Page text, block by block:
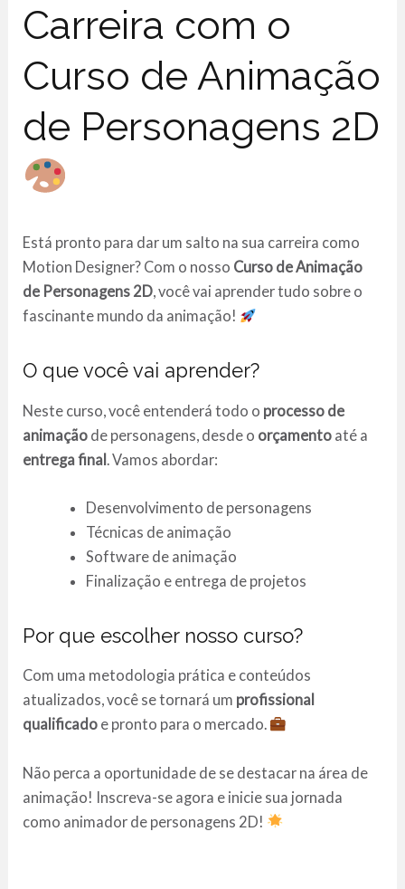
Carreira com o
Curso de Animação
de Personagens 2D
Está pronto para dar um salto na sua carreira como
Motion Designer? Com o nosso Curso de Animação
de Personagens 2D, você vai aprender tudo sobre o
fascinante mundo da animação!
O que você vai aprender?
Neste curso, você entenderá todo o processo de
animação de personagens, desde o orçamento até a
entrega final . Vamos abordar:
Desenvolvimento de personagens
Técnicas de animação
Software de animação
Finalização e entrega de projetos
Por que escolher nosso curso?
Com uma metodologia prática e conteúdos
atualizados, você se tornará um profissional
qualificado e pronto para o mercado.
Não perca a oportunidade de se destacar na área de
animação! Inscreva-se agora e inicie sua jornada
como animador de personagens 2D!